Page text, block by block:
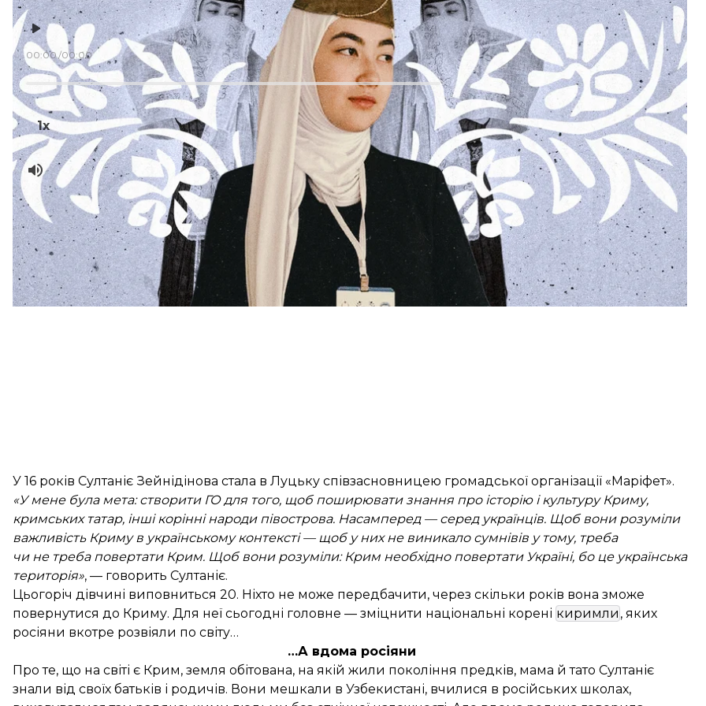
00:00 00:00
1x
Це знову повторилося — тепер уже із Султаніє . У травні 1944-го радянська владавигналаз Криму її
дідусів і бабусь — кримські татари, цілий народ, були депортовані до Сибіру й Центральної Азії. У їхні
домівки заселилися росіяни. А у 2014-му росіяни витіснили з Криму Султаніє.
Мати Султаніє, народжена в депортації в Узбекистані, змогла прожити в омріяному Криму лише 13
років. Сама Султаніє Зейнідінова — менш як 8.
У кримських татар, яких російська імперська влада вже вкотре позбавляє землі, альтернатива
фактично така: або асимілюватися на чужині й забути назавжди, чиїх батьків вони діти; або
з покоління в покоління зберігати й плекати свою ідентичність, щоб, як настане час, повернутися,
відродити на своїй землі саме кримськотатарське життя.
Батьки Султаніє і батьки її батьків обирали другий варіант. І Султаніє теж.
У 16 років Султаніє Зейнідінова стала в Луцьку співзасновницею громадської організації «Маріфет».
«У мене була мета: створити ГО для того, щоб поширювати знання про історію і культуру Криму,
кримських татар, інші корінні народи півострова. Насамперед — серед українців. Щоб вони розуміли
важливість Криму в українському контексті — щоб у них не виникало сумнівів у тому, треба
чи не треба повертати Крим. Щоб вони розуміли: Крим необхідно повертати Україні, бо це українська
територія», — говорить Султаніє.
Цьогоріч дівчині виповниться 20. Ніхто не може передбачити, через скільки років вона зможе
повернутися до Криму. Для неї сьогодні головне — зміцнити національні корені киримли , яких
росіяни вкотре розвіяли по світу…
…А вдома росіяни
Про те, що на світі є Крим, земля обітована, на якій жили покоління предків, мама й тато Султаніє
знали від своїх батьків і родичів. Вони мешкали в Узбекистані, вчилися в російських школах,